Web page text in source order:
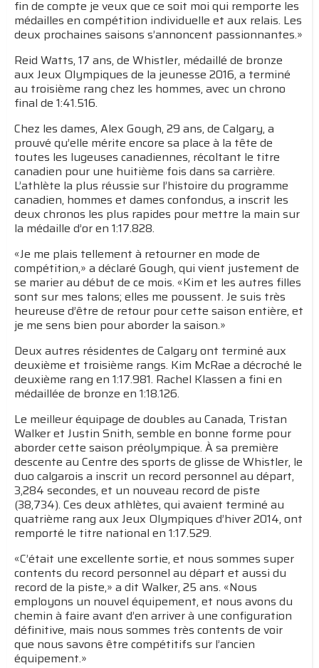
fin de compte je veux que ce soit moi qui remporte les
médailles en compétition individuelle et aux relais. Les
deux prochaines saisons s’annoncent passionnantes.»
Reid Watts, 17 ans, de Whistler, médaillé de bronze
aux Jeux Olympiques de la jeunesse 2016, a terminé
au troisième rang chez les hommes, avec un chrono
final de 1:41.516.
Chez les dames, Alex Gough, 29 ans, de Calgary, a
prouvé qu’elle mérite encore sa place à la tête de
toutes les lugeuses canadiennes, récoltant le titre
canadien pour une huitième fois dans sa carrière.
L’athlète la plus réussie sur l’histoire du programme
canadien, hommes et dames confondus, a inscrit les
deux chronos les plus rapides pour mettre la main sur
la médaille d’or en 1:17.828.
«Je me plais tellement à retourner en mode de
compétition,» a déclaré Gough, qui vient justement de
se marier au début de ce mois. «Kim et les autres filles
sont sur mes talons; elles me poussent. Je suis très
heureuse d’être de retour pour cette saison entière, et
je me sens bien pour aborder la saison.»
Deux autres résidentes de Calgary ont terminé aux
deuxième et troisième rangs. Kim McRae a décroché le
deuxième rang en 1:17.981. Rachel Klassen a fini en
médaillée de bronze en 1:18.126.
Le meilleur équipage de doubles au Canada, Tristan
Walker et Justin Snith, semble en bonne forme pour
aborder cette saison préolympique. À sa première
descente au Centre des sports de glisse de Whistler, le
duo calgarois a inscrit un record personnel au départ,
3,284 secondes, et un nouveau record de piste
(38,734). Ces deux athlètes, qui avaient terminé au
quatrième rang aux Jeux Olympiques d’hiver 2014, ont
remporté le titre national en 1:17.529.
«C’était une excellente sortie, et nous sommes super
contents du record personnel au départ et aussi du
record de la piste,» a dit Walker, 25 ans. «Nous
employons un nouvel équipement, et nous avons du
chemin à faire avant d’en arriver à une configuration
définitive, mais nous sommes très contents de voir
que nous savons être compétitifs sur l’ancien
équipement.»